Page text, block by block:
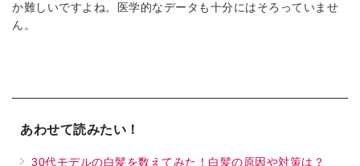
か難しいですよね。医学的なデータも十分にはそろっていませ
ん。
あわせて読みたい！
30代モデルの白髪を数えてみた！白髪の原因や対策は？